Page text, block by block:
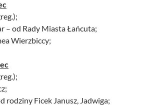
– od Rady Miasta Łańcuta;
Wierzbiccy;
rodziny Ficek Janusz, Jadwiga;